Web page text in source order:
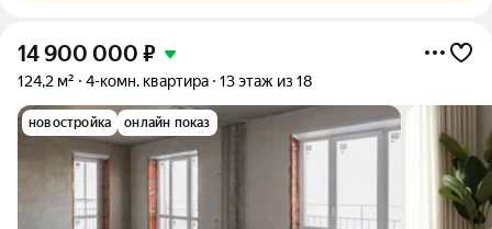
14 900 000 ₽
124,2 м² 4-комн. квартира 13 этаж из 18
новостройка онлайн показ